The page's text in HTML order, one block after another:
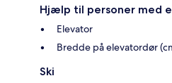
Hjælp til personer med
Elevator
Bredde på elevatordør
Ski